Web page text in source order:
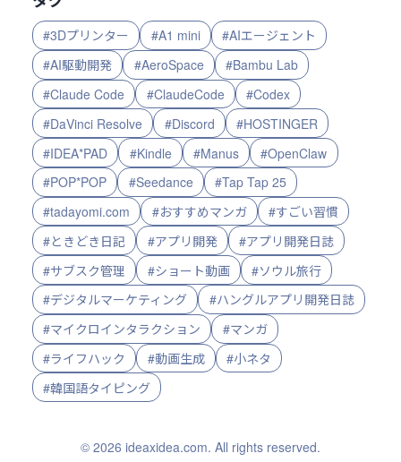
#3Dプリンター #A1 mini
#AIエージェント
#AI駆動開発
#AeroSpace
#Bambu Lab
#Claude Code
#ClaudeCode
#Codex
#DaVinci Resolve
#Discord
#HOSTINGER
#IDEA*PAD
#Kindle #Manus
#OpenClaw
#POP*POP
#Seedance
#Tap Tap 25
#tadayomi.com
#おすすめマンガ
#すごい習慣
#ときどき日記
#アプリ開発
#アプリ開発日誌
#サブスク管理
#ショート動画
#ソウル旅行
#デジタルマーケティング
#ハングルアプリ開発日誌
#マイクロインタラクション
#マンガ
#ライフハック
#動画生成
#小ネタ
#韓国語タイピング
© 2026 ideaxidea.com. All rights reserved.